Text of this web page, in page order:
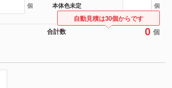
個 本体色未定 個
合計数 0 個
自動見積は30個からです